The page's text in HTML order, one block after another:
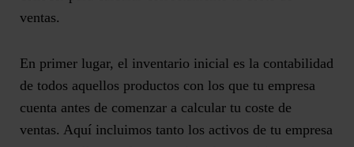
ventas.
En primer lugar, el inventario inicial es la contabilidad
de todos aquellos productos con los que tu empresa
cuenta antes de comenzar a calcular tu coste de
ventas. Aquí incluimos tanto los activos de tu empresa